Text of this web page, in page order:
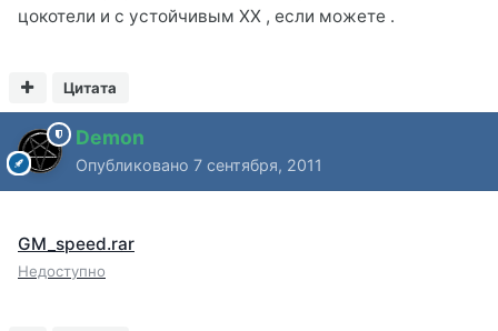
цокотели и с устойчивым ХХ , если можете .
Цитата
Demon
Опубликовано 7 сентября, 2011
GM_speed.rar
Недоступно